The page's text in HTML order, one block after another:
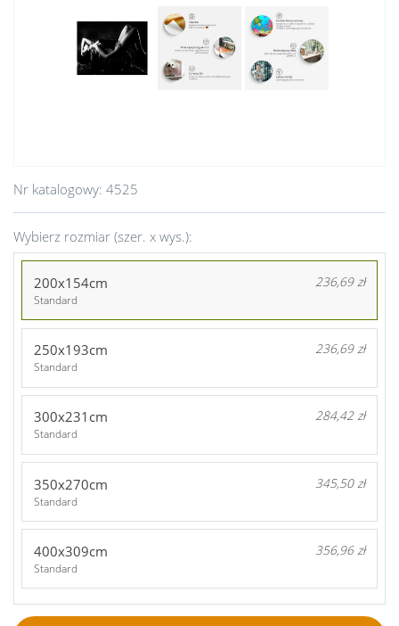
Nr katalogowy: 4525
Wybierz rozmiar (szer. x wys.):
200x154cm 236,69 zł
Standard
250x193cm 236,69 zł
Standard
300x231cm 284,42 zł
Standard
350x270cm 345,50 zł
Standard
400x309cm 356,96 zł
Standard